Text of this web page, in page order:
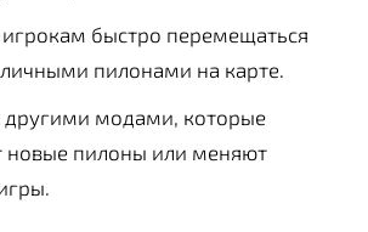
игрокам быстро перемещаться
пилонами на карте.
другими модами, которые
новые пилоны или меняют